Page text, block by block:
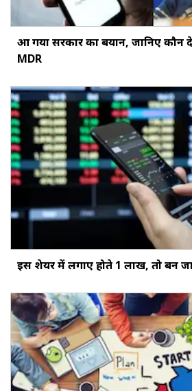
आ गया सरकार का बयान, जानिए कौन
MDR
इस शेयर में लगाए होते ₹1 लाख, तो बन